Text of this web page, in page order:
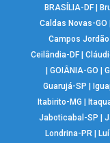
BRASÍLIA-DF|
Caldas Novas-GO
Campos
Ceilândia-DF|
| GOIÂNIA-GO |
Guarujá-SP |
Itabirito-MG |
Jaboticabal-SP |
Londrina-PR |